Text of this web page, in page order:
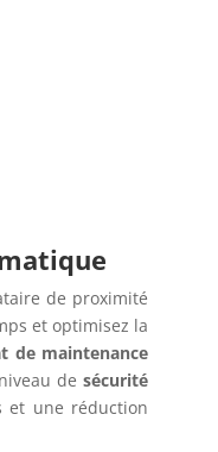
de proximité
et optimisez la
de maintenance
desécurité
et une réduction